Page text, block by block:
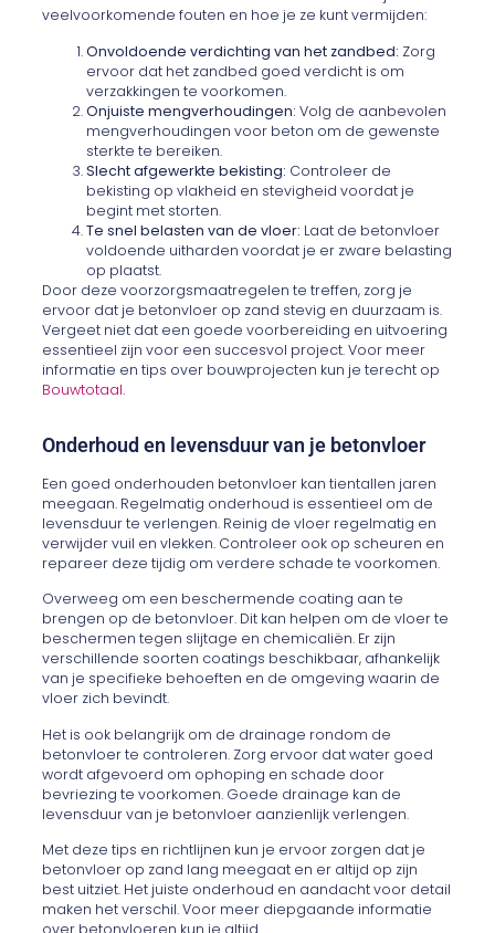
veelvoorkomende fouten en hoe je ze kunt vermijden:
Onvoldoende verdichting van het zandbed: Zorg
ervoor dat het zandbed goed verdicht is om
verzakkingen te voorkomen.
Onjuiste mengverhoudingen: Volg de aanbevolen
mengverhoudingen voor beton om de gewenste
sterkte te bereiken.
Slecht afgewerkte bekisting: Controleer de
bekisting op vlakheid en stevigheid voordat je
begint met storten.
Te snel belasten van de vloer: Laat de betonvloer
voldoende uitharden voordat je er zware belasting
op plaatst.
Door deze voorzorgsmaatregelen te treffen, zorg je
ervoor dat je betonvloer op zand stevig en duurzaam is.
Vergeet niet dat een goede voorbereiding en uitvoering
essentieel zijn voor een succesvol project. Voor meer
informatie en tips over bouwprojecten kun je terecht op
Bouwtotaal.
Onderhoud en levensduur van je betonvloer
Een goed onderhouden betonvloer kan tientallen jaren
meegaan. Regelmatig onderhoud is essentieel om de
levensduur te verlengen. Reinig de vloer regelmatig en
verwijder vuil en vlekken. Controleer ook op scheuren en
repareer deze tijdig om verdere schade te voorkomen.
Overweeg om een beschermende coating aan te
brengen op de betonvloer. Dit kan helpen om de vloer te
beschermen tegen slijtage en chemicaliën. Er zijn
verschillende soorten coatings beschikbaar, afhankelijk
van je specifieke behoeften en de omgeving waarin de
vloer zich bevindt.
Het is ook belangrijk om de drainage rondom de
betonvloer te controleren. Zorg ervoor dat water goed
wordt afgevoerd om ophoping en schade door
bevriezing te voorkomen. Goede drainage kan de
levensduur van je betonvloer aanzienlijk verlengen.
Met deze tips en richtlijnen kun je ervoor zorgen dat je
betonvloer op zand lang meegaat en er altijd op zijn
best uitziet. Het juiste onderhoud en aandacht voor detail
maken het verschil. Voor meer diepgaande informatie
over betonvloeren kun je altijd